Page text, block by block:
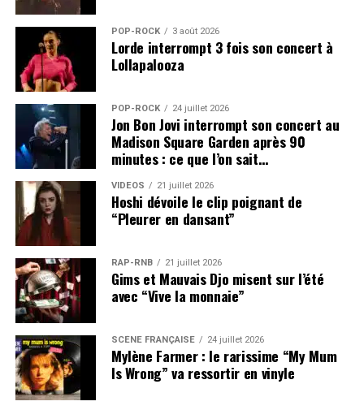
POP-ROCK 3 août 2026
Lorde interrompt 3 fois son concert à
Lollapalooza
POP-ROCK 24 juillet 2026
Jon Bon Jovi interrompt son concert au
Madison Square Garden après 90
minutes : ce que l’on sait…
VIDEOS 21 juillet 2026
Hoshi dévoile le clip poignant de
“Pleurer en dansant”
RAP-RNB 21 juillet 2026
Gims et Mauvais Djo misent sur l’été
avec “Vive la monnaie”
SCÈNE FRANÇAISE 24 juillet 2026
Mylène Farmer : le rarissime “My Mum
Is Wrong” va ressortir en vinyle